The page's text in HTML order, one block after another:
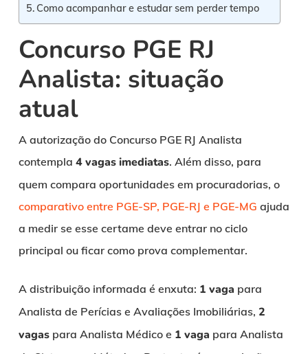
Como acompanhar e estudar sem perder tempo
Concurso PGE RJ
Analista: situação
atual
A autorização do Concurso PGE RJ Analista
contempla 4 vagas imediatas. Além disso, para
quem compara oportunidades em procuradorias, o
comparativo entre PGE-SP, PGE-RJ e PGE-MG ajuda
a medir se esse certame deve entrar no ciclo
principal ou ficar como prova complementar.
A distribuição informada é enxuta: 1 vaga para
Analista de Perícias e Avaliações Imobiliárias, 2
vagaspara Analista Médico e 1 vaga para Analista